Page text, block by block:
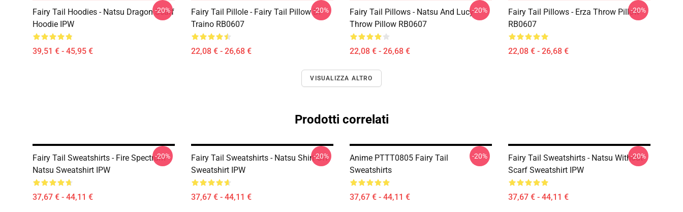
Fairy Tail Hoodies - Natsu Dragon Scarf
Hoodie IPW
39,51 € - 45,95 €
-20%
Fairy Tail Pillole - Fairy Tail Pillow Di
Traino RB0607
22,08 € - 26,68 €
-20%
Fairy Tail Pillows - Natsu And Lucy
Throw Pillow RB0607
22,08 € - 26,68 €
-20%
Fairy Tail Pillows - Erza Throw Pillow
RB0607
22,08 € - 26,68 €
-20%
VISUALIZZA ALTRO
Prodotti correlati
Fairy Tail Sweatshirts - Fire Spectrum
Natsu Sweatshirt IPW
37,67 € - 44,11 €
-20%
Fairy Tail Sweatshirts - Natsu Shirt Off
Sweatshirt IPW
37,67 € - 44,11 €
-20%
Anime PTTT0805 Fairy Tail
Sweatshirts
37,67 € - 44,11 €
-20%
Fairy Tail Sweatshirts - Natsu Without
Scarf Sweatshirt IPW
37,67 € - 44,11 €
-20%